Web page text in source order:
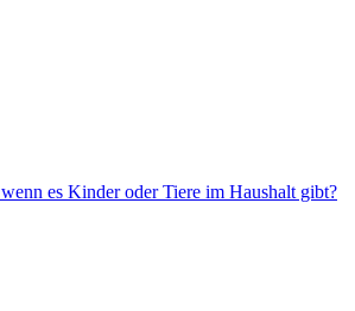
es Kinder oder Tiere im Haushalt gibt?